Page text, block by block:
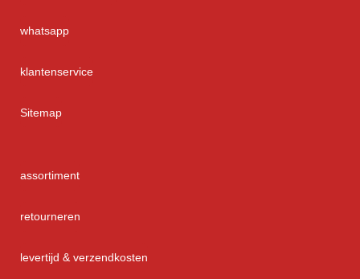
whatsapp
klantenservice
Sitemap
assortiment
retourneren
levertijd & verzendkosten